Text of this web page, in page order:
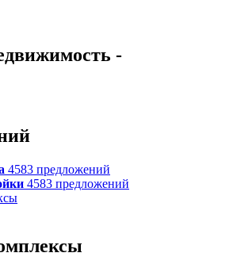
-
4583 предложений
4583 предложений